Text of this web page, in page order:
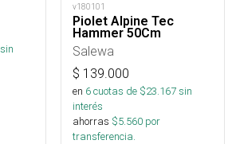
sin
v180101
Piolet Alpine Tec
Hammer 50Cm
Salewa
$ 139.000
en 6cuotas de $23.167sin
interés
ahorras $5.560 por
transferencia.